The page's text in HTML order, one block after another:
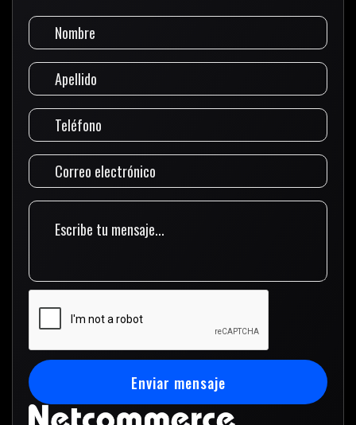
Enviar mensaje
Enviar mensaje